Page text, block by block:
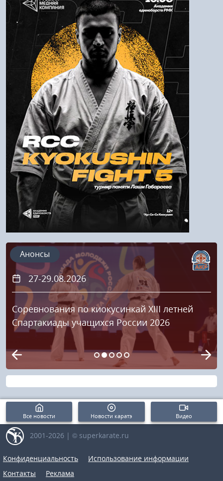
Логин:
Пароль
Войти
Напомнить пароль
Регистрация
27-29.08.2026
Соревнования по киокусинкай XIII летней
Спартакиады учащихся России 2026
Анонсы
Все новости Новости каратэ Видео
2001-2026 | © superkarate.ru
Конфиденциальность
Использование информации
Контакты
Реклама